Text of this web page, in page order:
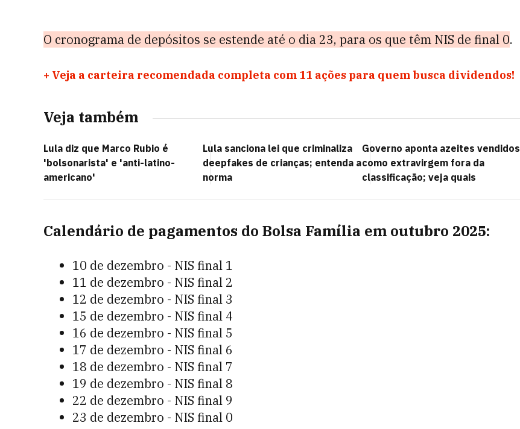
O cronograma de depósitos se estende até o dia 23, para os que têm NIS de final 0.
+ Veja a carteira recomendada completa com 11 ações para quem busca dividendos!
Veja também
Lula diz que Marco Rubio é
'bolsonarista' e 'anti-latino-
americano'
Lula sanciona lei que criminaliza
deepfakes de crianças; entenda a
norma
Governo aponta azeites vendidos
como extravirgem fora da
classificação; veja quais
Calendário de pagamentos do Bolsa Família em outubro 2025:
10 de dezembro - NIS final 1
11 de dezembro - NIS final 2
12 de dezembro - NIS final 3
15 de dezembro - NIS final 4
16 de dezembro - NIS final 5
17 de dezembro - NIS final 6
18 de dezembro - NIS final 7
19 de dezembro - NIS final 8
22 de dezembro - NIS final 9
23 de dezembro - NIS final 0